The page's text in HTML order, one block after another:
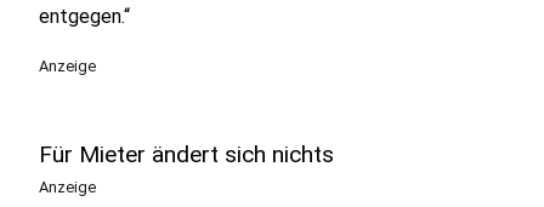
entgegen.“
Anzeige
Für Mieter ändert sich nichts
Anzeige